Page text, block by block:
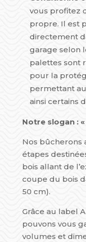
vous profitez
propre. Il est
directement
garage selon
palettes sont
pour la
permettant
ainsi certains
Notre slogan :
Nos bûcherons
étapes
bois allant de
coupe du bois
50 cm).
Grâce au label
pouvons vous
volumes et